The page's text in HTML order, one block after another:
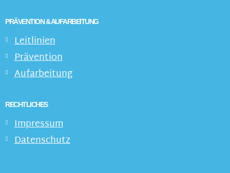
PRÄVENTION & AUFARBEITUNG
Leitlinien
Prävention
Aufarbeitung
RECHTLICHES
Impressum
Datenschutz